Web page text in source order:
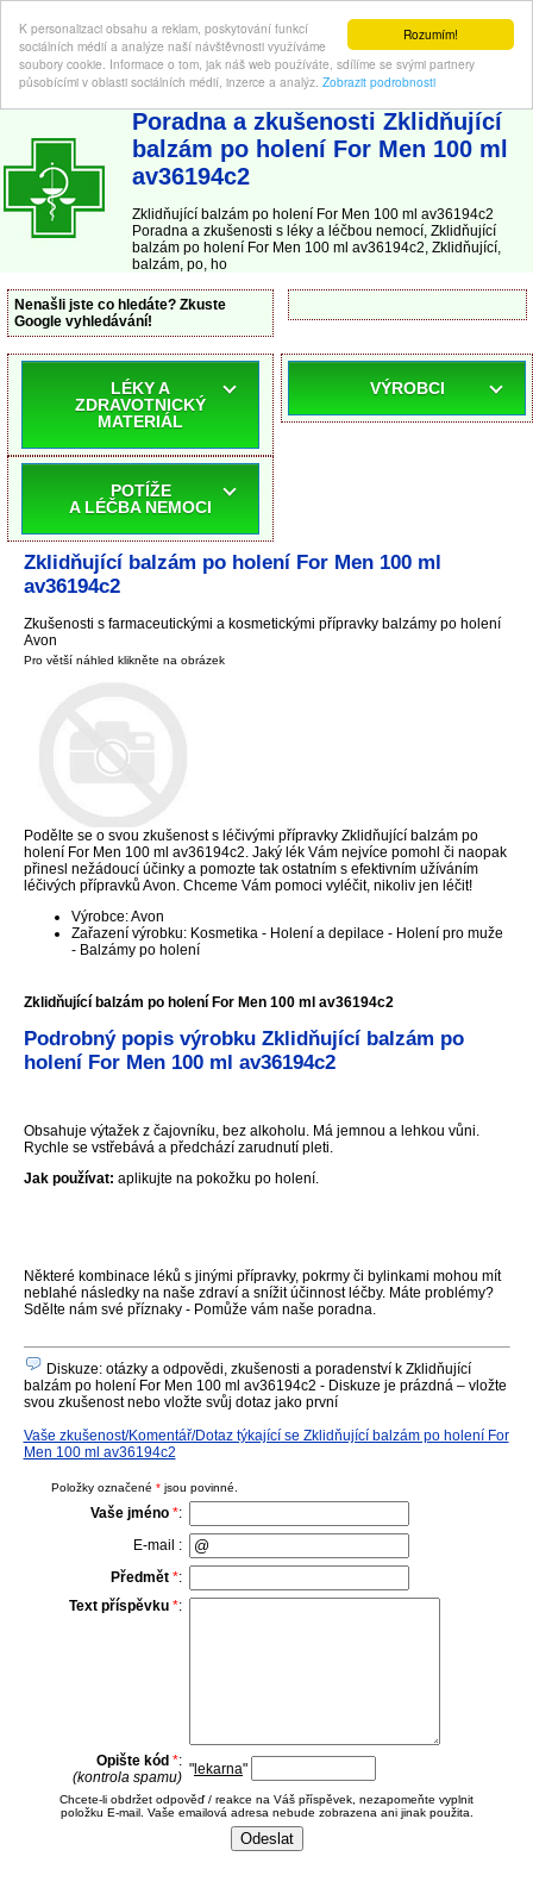
Rozumím!
K personalizaci obsahu a reklam, poskytování funkcí
sociálních médií a analýze naší návštěvnosti využíváme
soubory cookie. Informace o tom, jak náš web používáte, sdílíme se svými partnery
působícími v oblasti sociálních médií, inzerce a analýz. Zobrazit podrobnosti
ABC-LEKARNA.cz | Poradna a zkušenosti s léky a léčbou nemocí
Poradna a zkušenosti Zklidňující
balzám po holení For Men 100 ml
av36194c2
Zklidňující balzám po holení For Men 100 ml av36194c2
Poradna a zkušenosti s léky a léčbou nemocí, Zklidňující
balzám po holení For Men 100 ml av36194c2, Zklidňující,
balzám, po, ho
Nenašli jste co hledáte? Zkuste
Google vyhledávání!
LÉKY A
ZDRAVOTNICKÝ
MATERIÁL
POTÍŽE
A LÉČBA NEMOCI
VÝROBCI
Zklidňující balzám po holení For Men 100 ml
av36194c2
Zkušenosti s farmaceutickými a kosmetickými přípravky balzámy po holení
Avon
Pro větší náhled klikněte na obrázek
Podělte se o svou zkušenost s léčivými přípravky Zklidňující balzám po
holení For Men 100 ml av36194c2. Jaký lék Vám nejvíce pomohl či naopak
přinesl nežádoucí účinky a pomozte tak ostatním s efektivním užíváním
léčivých přípravků Avon. Chceme Vám pomoci vyléčit, nikoliv jen léčit!
Výrobce: Avon
Zařazení výrobku: Kosmetika - Holení a depilace - Holení pro muže
- Balzámy po holení
Zklidňující balzám po holení For Men 100 ml av36194c2
Podrobný popis výrobku Zklidňující balzám po
holení For Men 100 ml av36194c2
Obsahuje výtažek z čajovníku, bez alkoholu. Má jemnou a lehkou vůni.
Rychle se vstřebává a předchází zarudnutí pleti.
Jak používat: aplikujte na pokožku po holení.
Některé kombinace léků s jinými přípravky, pokrmy či bylinkami mohou mít
neblahé následky na naše zdraví a snížit účinnost léčby. Máte problémy?
Sdělte nám své příznaky - Pomůže vám naše poradna.
Diskuze: otázky a odpovědi, zkušenosti a poradenství k Zklidňující
balzám po holení For Men 100 ml av36194c2 - Diskuze je prázdná – vložte
svou zkušenost nebo vložte svůj dotaz jako první
Vaše zkušenost/Komentář/Dotaz týkající se Zklidňující balzám po holení For
Men 100 ml av36194c2
Položky označené * jsou povinné.
Vaše jméno *:
E-mail :
Předmět *:
Text příspěvku *:
Opište kód *:
(kontrola spamu) " lekarna"
Chcete-li obdržet odpověď / reakce na Váš příspěvek, nezapomeňte vyplnit
položku E-mail. Vaše emailová adresa nebude zobrazena ani jinak použita.